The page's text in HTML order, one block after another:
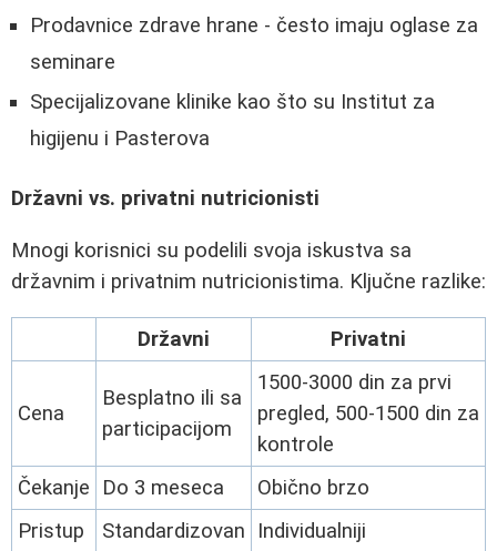
Prodavnice zdrave hrane - često imaju oglase za
seminare
Specijalizovane klinike kao što su Institut za
higijenu i Pasterova
Državni vs. privatni nutricionisti
Mnogi korisnici su podelili svoja iskustva sa
državnim i privatnim nutricionistima. Ključne razlike:
Državni Privatni
Cena
Besplatno ili sa
participacijom
1500-3000 din za prvi
pregled, 500-1500 din za
kontrole
Čekanje
Do 3 meseca
Obično brzo
Pristup
Standardizovan Individualniji